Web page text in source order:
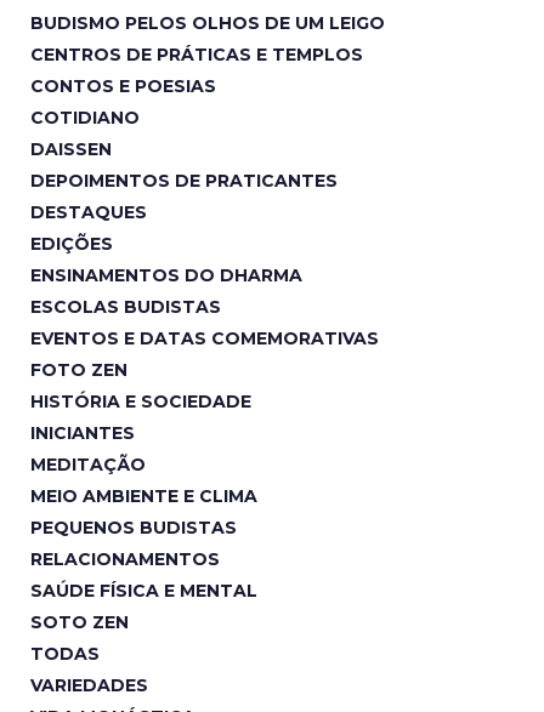
BUDISMO PELOS OLHOS DE UM LEIGO
CENTROS DE PRÁTICAS E TEMPLOS
CONTOS E POESIAS
COTIDIANO
DAISSEN
DEPOIMENTOS DE PRATICANTES
DESTAQUES
EDIÇÕES
ENSINAMENTOS DO DHARMA
ESCOLAS BUDISTAS
EVENTOS E DATAS COMEMORATIVAS
FOTO ZEN
HISTÓRIA E SOCIEDADE
INICIANTES
MEDITAÇÃO
MEIO AMBIENTE E CLIMA
PEQUENOS BUDISTAS
RELACIONAMENTOS
SAÚDE FÍSICA E MENTAL
SOTO ZEN
TODAS
VARIEDADES